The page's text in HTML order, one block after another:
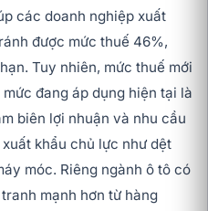
các doanh nghiệp xuất
được mức thuế 46%,
Tuy nhiên, mức thuế mới
đang áp dụng hiện tại là
biên lợi nhuận và nhu cầu
khẩu chủ lực như dệt
móc. Riêng ngành ô tô có
mạnh hơn từ hàng